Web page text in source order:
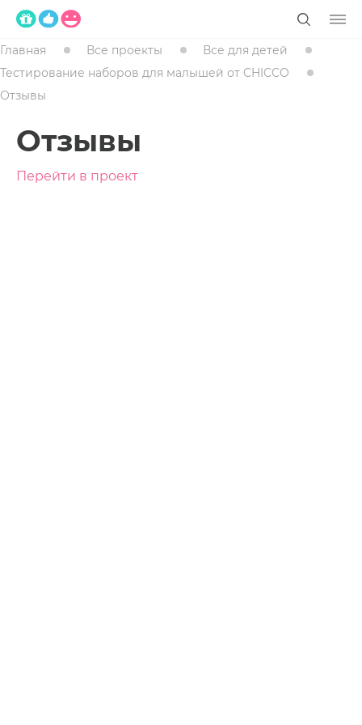
Главная Все проекты
Все для детей
Тестирование наборов для малышей от CHICCO
Отзывы
Отзывы
Перейти в проект